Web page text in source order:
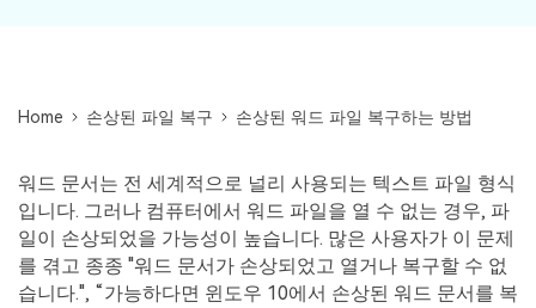
Outlook 이메일 복구 솔루션
무료 체험하기
가이드
데이터 복구
PC 복구
기타 복구
플랜 확인
Repairit
인공지능 기반 영상, 사진, 문서 및 오디오 파일의 복
원 전문가
로그인
Home 손상된 파일 복구 손상된 워드 파일 복구하는 방법
워드 문서는 전 세계적으로 널리 사용되는 텍스트 파일 형식
입니다. 그러나 컴퓨터에서 워드 파일을 열 수 없는 경우, 파
일이 손상되었을 가능성이 높습니다. 많은 사용자가 이 문제
를 겪고 종종 "워드 문서가 손상되었고 열거나 복구할 수 없
습니다.", “가능하다면 윈도우 10에서 손상된 워드 문서를 복